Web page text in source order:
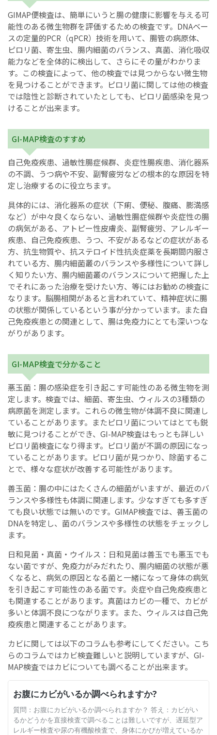
GIMAP便検査は、簡単にいうと腸の健康に影響を与える可
能性のある微生物群を評価するための検査です。DNAベー
スの定量的PCR（qPCR）技術を用いて、腸管の病原体、
ピロリ菌、寄生虫、腸内細菌のバランス、真菌、消化吸収
能力などを全体的に検出して、さらにその量がわかりま
す。この検査によって、他の検査では見つからない微生物
を見つけることができます。ピロリ菌に関しては他の検査
では陰性と診断されていたとしても、ピロリ菌感染を見つ
けることが出来ます。
GI-MAP検査のすすめ
自己免疫疾患、過敏性腸症候群、炎症性腸疾患、消化器系
の不調、うつ病や不安、副腎疲労などの根本的な原因を特
定し治療するのに役立ちます。
具体的には、消化器系の症状（下痢、便秘、腹痛、膨満感
など）が中々良くならない、過敏性腸症候群や炎症性の腸
の病気がある、アトピー性皮膚炎、副腎疲労、アレルギー
疾患、自己免疫疾患、うつ、不安があるなどの症状がある
方、抗生物質や、抗ステロイド性抗炎症薬を長期間内服さ
れている方、腸内細菌叢のバランスや多様性について詳し
く知りたい方、腸内細菌叢のバランスについて把握した上
でそれにあった治療を受けたい方、等にはお勧めの検査に
なります。脳腸相関があると言われていて、精神症状に腸
の状態が関係しているという事が分かっています。また自
己免疫疾患との関連として、腸は免疫力にとても深いつな
がりがあります。
GI-MAP検査で分かること
悪玉菌：腸の感染症を引き起こす可能性のある微生物を測
定します。検査では、細菌、寄生虫、ウィルスの3種類の
病原菌を測定します。これらの微生物が体調不良に関連し
ていることがあります。またピロリ菌についてはとても鋭
敏に見つけることができ、GI-MAP検査はもっとも詳しい
ピロリ菌検査になり得ます。ピロリ菌が不調の原因になっ
ていることがあります。ピロリ菌が見つかり、除菌するこ
とで、様々な症状が改善する可能性があります。
善玉菌：腸の中にはたくさんの細菌がいますが、最近のバ
ランスや多様性も体調に関連します。少なすぎても多すぎ
ても良い状態では無いのです。GIMAP検査では、善玉菌の
DNAを特定し、菌のバランスや多様性の状態をチェックし
ます。
日和見菌・真菌・ウイルス：日和見菌は善玉でも悪玉でも
ない菌ですが、免疫力がみだれたり、腸内細菌の状態が悪
くなると、病気の原因となる菌と一緒になって身体の病気
を引き起こす可能性のある菌です。炎症や自己免疫疾患と
も関連することがあります。真菌はカビの一種で、カビが
多いと体調不良につながります。また、ウィルスは自己免
疫疾患と関連することがあります。
カビに関しては以下のコラムも参考にしてください。こち
らのコラムではカビ検査難しいと説明していますが、GI-
MAP検査ではカビについても調べることが出来ます。
‘さんルーム’ でさまざまな講座・クラス
遠方にお住まいで当院での出産を希望される方へ
医師プロフィール